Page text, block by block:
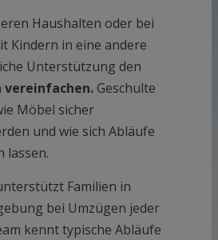
Haushalten oder bei
Kindern in eine andere
Unterstützung den
Geschulte
Möbel sicher
und wie sich Abläufe
lassen.
Familien in
bei Umzügen jeder
kennt typische Abläufe